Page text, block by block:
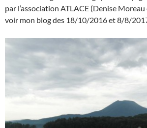
par l’association ATLACE (Denise
voir mon blog des 18/10/2016 et 8/8/